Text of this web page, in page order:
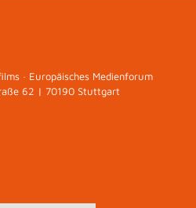
· Europäisches Medienforum
62 | 70190 Stuttgart